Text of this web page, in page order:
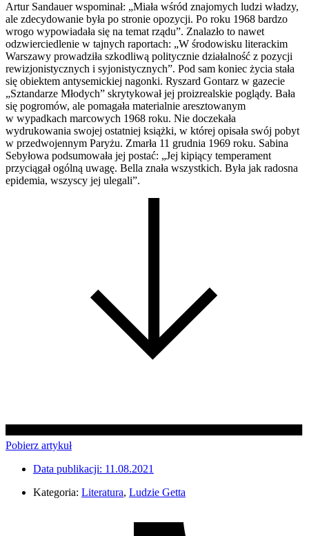
Artur Sandauer wspominał: „Miała wśród znajomych ludzi władzy,
ale zdecydowanie była po stronie opozycji. Po roku 1968 bardzo
wrogo wypowiadała się na temat rządu”. Znalazło to nawet
odzwierciedlenie w tajnych raportach: „W środowisku literackim
Warszawy prowadziła szkodliwą politycznie działalność z pozycji
rewizjonistycznych i syjonistycznych”. Pod sam koniec życia stała
się obiektem antysemickiej nagonki. Ryszard Gontarz w gazecie
„Sztandarze Młodych” skrytykował jej proizrealskie poglądy. Bała
się pogromów, ale pomagała materialnie aresztowanym
w wypadkach marcowych 1968 roku. Nie doczekała
wydrukowania swojej ostatniej książki, w której opisała swój pobyt
w przedwojennym Paryżu. Zmarła 11 grudnia 1969 roku. Sabina
Sebyłowa podsumowała jej postać: „Jej kipiący temperament
przyciągał ogólną uwagę. Bella znała wszystkich. Była jak radosna
epidemia, wszyscy jej ulegali”.
Pobierz artykuł
Data publikacji: 11.08.2021
Kategoria: Literatura, Ludzie Getta